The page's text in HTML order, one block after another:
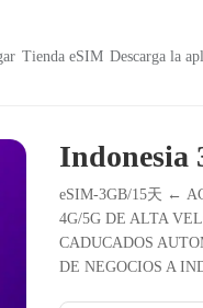
Tienda eSIM Descarga la
Indonesia
eSIM-3GB/15天 ←
4G/5G DE ALTA
CADUCADOS
DE NEGOCIOS A